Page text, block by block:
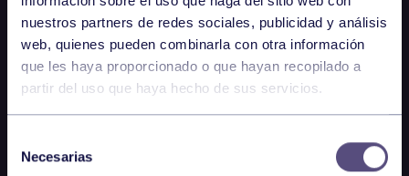
nuestros partners de redes sociales, publicidad y análisis
web, quienes pueden combinarla con otra información
que les haya proporcionado o que hayan recopilado a
partir del uso que haya hecho de sus servicios.
Necesarias